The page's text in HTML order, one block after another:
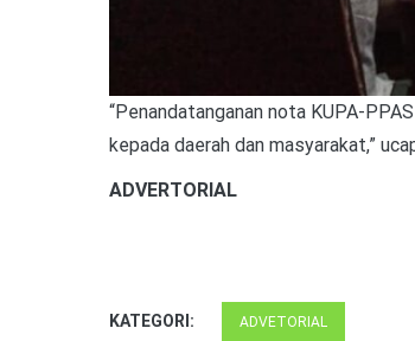
“Penandatanganan nota KUPA-
kepada daerah dan masyarakat,”
ADVERTORIAL
KATEGORI: ADVETORIAL